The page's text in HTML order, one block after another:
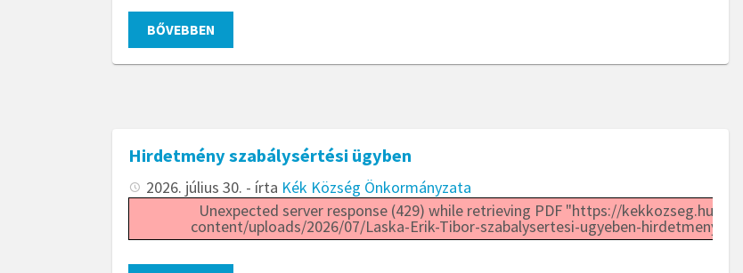
BŐVEBBEN
Hirdetmény szabálysértési ügyben
2026. július 30. - írta Kék Község Önkormányzata
Unexpected server response (429) while retrieving PDF "https://kekkozseg.hu/wp-
content/uploads/2026/07/Laska-Erik-Tibor-szabalysertesi-ugyeben-hirdetmeny.pdf".